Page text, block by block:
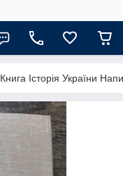
Книга Історія України